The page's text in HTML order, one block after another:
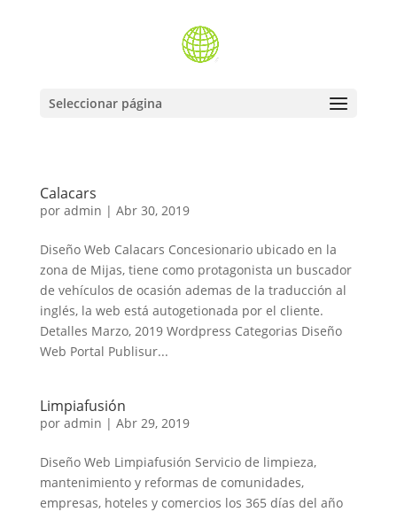
Seleccionar página
Calacars
por admin | Abr 30, 2019
Diseño Web Calacars Concesionario ubicado en la
zona de Mijas, tiene como protagonista un buscador
de vehículos de ocasión ademas de la traducción al
inglés, la web está autogetionada por el cliente.
Detalles Marzo, 2019 Wordpress Categorias Diseño
Web Portal Publisur...
Limpiafusión
por admin | Abr 29, 2019
Diseño Web Limpiafusión Servicio de limpieza,
mantenimiento y reformas de comunidades,
empresas, hoteles y comercios los 365 días del año